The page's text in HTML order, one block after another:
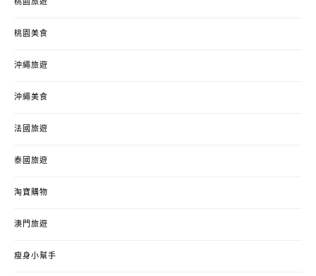
桃園旅遊
桃園美食
沖繩旅遊
沖繩美食
法國旅遊
泰國旅遊
淘寶購物
澳門旅遊
瘦身小幫手